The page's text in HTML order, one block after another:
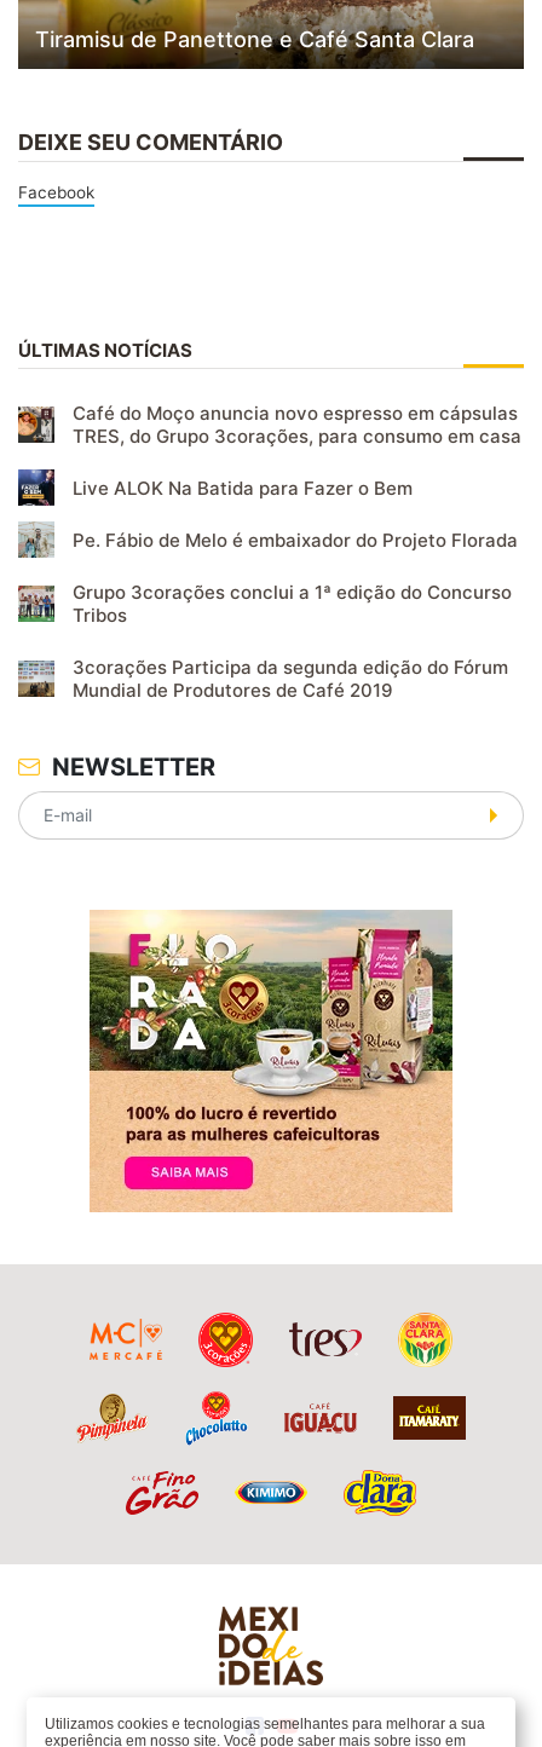
Utilizamos cookies e tecnologias semelhantes para melhorar a sua
experiência em nosso site. Você pode saber mais sobre isso em
Tiramisu de Panettone e Café Santa Clara
DEIXE SEU COMENTÁRIO
Facebook
ÚLTIMAS NOTÍCIAS
Café do Moço anuncia novo espresso em cápsulas
TRES, do Grupo 3corações, para consumo em casa
Live ALOK Na Batida para Fazer o Bem
Pe. Fábio de Melo é embaixador do Projeto Florada
Grupo 3corações conclui a 1ª edição do Concurso
Tribos
3corações Participa da segunda edição do Fórum
Mundial de Produtores de Café 2019
NEWSLETTER